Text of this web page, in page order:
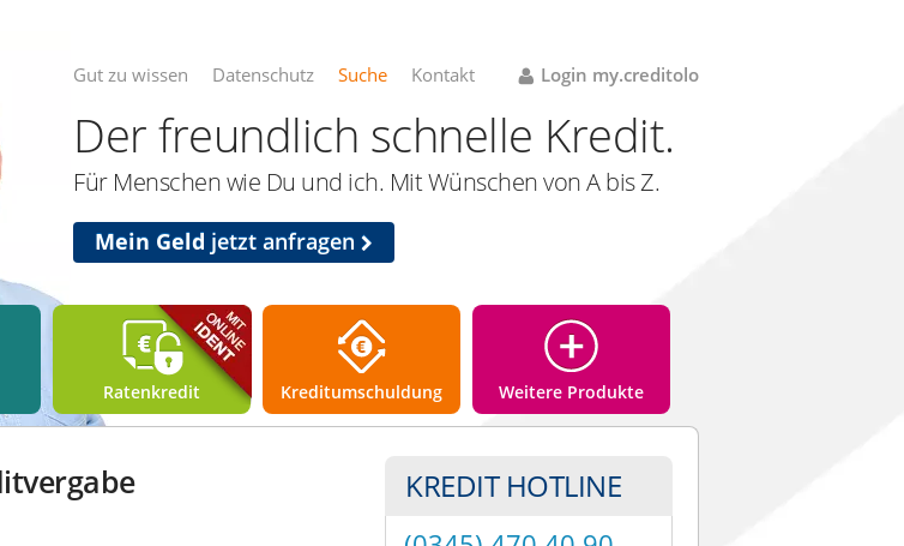
Gut zu wissen Datenschutz Suche Kontakt Login my.creditolo
Der freundlich schnelle Kredit.
Für Menschen wie Du und ich. Mit Wünschen von A bis Z.
Mein Geld jetzt anfragen
Ratenkredit Kreditumschuldung Weitere Produkte
KREDIT HOTLINE